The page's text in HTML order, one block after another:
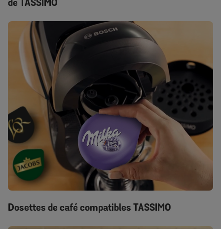
de TASSIMO
Dosettes de café compatibles TASSIMO